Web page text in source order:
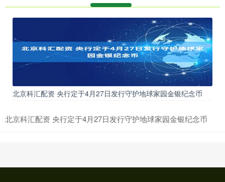
北京科汇配资 央行定于4月27日发行守护地球家园金银纪念币
北京科汇配资 央行定于4月27日发行守护地球家园金银纪念币